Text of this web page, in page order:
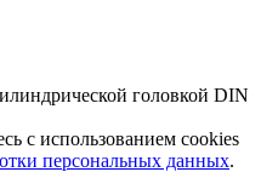
головкой DIN
с использованием cookies
персональных данных.